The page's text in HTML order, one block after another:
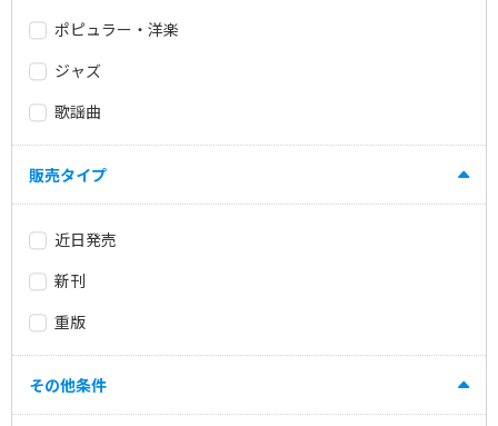
ポピュラー・洋楽
ジャズ
歌謡曲
販売タイプ
近日発売
新刊
重版
その他条件